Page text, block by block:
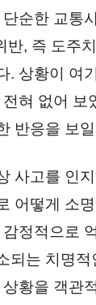
순한 교통
반, 즉 도주
. 상황이 여
혀 없어
반응을 보
사고를 인
어떻게 소
정적으로
되는 치명
황을 객관